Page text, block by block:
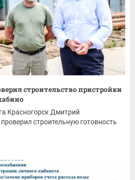
строительство пристройки
Красногорск Дмитрий
строительную готовность